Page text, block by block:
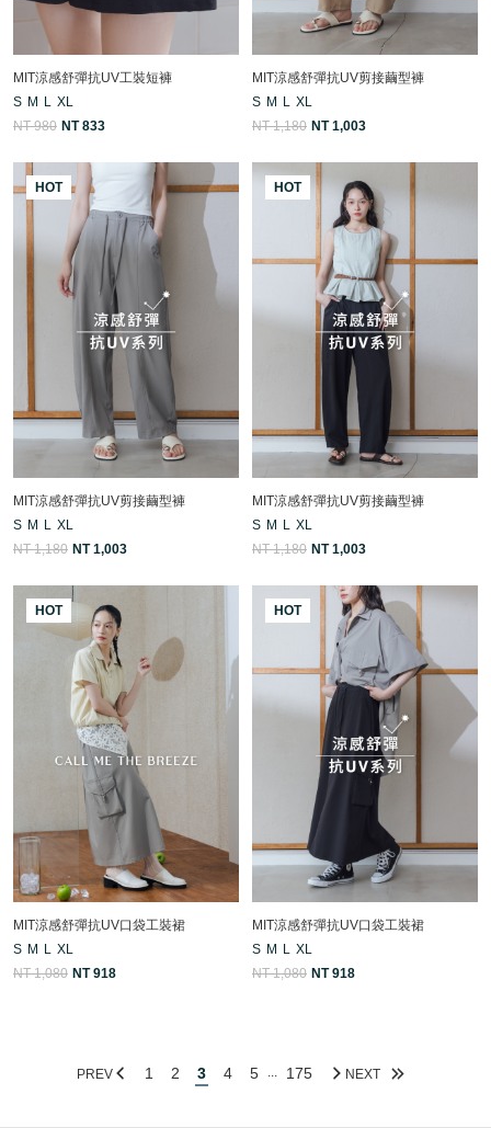
MIT涼感舒彈抗UV工裝短褲
S M L XL
NT 980 NT 833
MIT涼感舒彈抗UV剪接繭型褲
S M L XL
NT 1,180 NT 1,003
HOT
MIT涼感舒彈抗UV剪接繭型褲
S M L XL
NT 1,180 NT 1,003
HOT
MIT涼感舒彈抗UV剪接繭型褲
S M L XL
NT 1,180 NT 1,003
HOT
MIT涼感舒彈抗UV口袋工裝裙
S M L XL
NT 1,080 NT 918
HOT
MIT涼感舒彈抗UV口袋工裝裙
S M L XL
NT 1,080 NT 918
PREV 1 2 3 4 5 ... 175 NEXT